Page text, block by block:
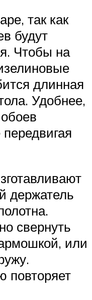
так как
будут
Чтобы на
длинная
Удобнее,
держатель
свернуть
или
повторяет